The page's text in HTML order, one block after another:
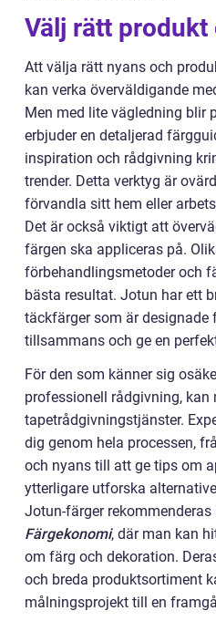
Välj rätt produkt
Att välja rätt nyans och
kan verka överväldigande
Men med lite vägledning blir
erbjuder en detaljerad
inspiration och rådgivning
trender. Detta verktyg är
förvandla sitt hem eller
Det är också viktigt att
färgen ska appliceras på.
förbehandlingsmetoder och
bästa resultat. Jotun har ett
täckfärger som är designade
tillsammans och ge en
För den som känner sig
professionell rådgivning,
tapetrådgivningstjänster.
dig genom hela processen,
och nyans till att ge tips om
ytterligare utforska
Jotun-färger rekommenderas
Färgekonomi, där man kan
om färg och dekoration.
och breda produktsortiment
målningsprojekt till en